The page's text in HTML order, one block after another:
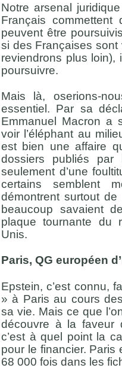
Notre arsenal
Français commettent
peuvent être
si des Françaises sont
reviendrons plus loin),
poursuivre.
Mais là, oserions-
essentiel. Par sa
Emmanuel Macron a
voir l’éléphant au
est bien une affaire
dossiers publiés
seulement d’une
certains semblent
démontrent surtout
beaucoup savaient
plaque tournante du
Unis.
Paris, QG européen
Epstein, c’est connu,
» à Paris au cours
sa vie. Mais ce que
découvre à la
c’est à quel point la
pour le financier. Paris
68 000 fois dans les